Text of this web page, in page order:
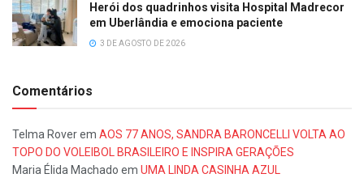
Herói dos quadrinhos visita Hospital Madrecor
em Uberlândia e emociona paciente
3 DE AGOSTO DE 2026
Comentários
Telma Roverem AOS 77 ANOS, SANDRA BARONCELLI VOLTA AO
TOPO DO VOLEIBOL BRASILEIRO E INSPIRA GERAÇÕES
Maria Élida Machado em UMA LINDA CASINHA AZUL